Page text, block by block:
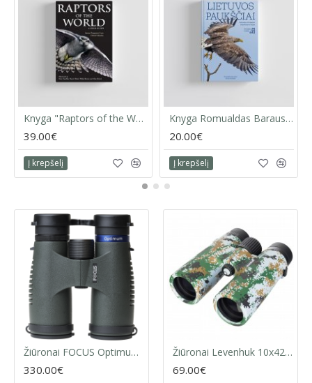
Prie kiekvienos rūšies pateikiami QR kodai,leidžiantys
akimirksniu pasiekti vaizdo įrašus, nuotraukas ir garsus.
Yražymėjimo langeliai, skirti asmeninei registracijai.
Visos rūšys, kurios išnyko po 1500 m., pateiktos
37 puslapių pasaulio atlasas su spalvotais
žemėlapiais ir naudinga informacija paukščių
stebėtojams ir ornitologams.
Lengviausias ir maloniausias būdas naršyti po visus
Svoris:4,8 kg
Matmenys: 24 × 31 cm
Puslapių skaičius:
ISBN:
Išleidimo data:2020 m. rugpjūtis
Lynx Edicions
Knyga "Raptors of the World: A Field Guide"
39.00€
Į krepšelį
Knyga Romualdas Barauskas, Marius Karlonas: LIETUVOS PAUKŠČIAI
20.00€
Į krepšelį
Žiūronai FOCUS Optimum 10x32 ED
330.00€
Žiūronai Levenhuk 10x42 Camo Dots
69.00€